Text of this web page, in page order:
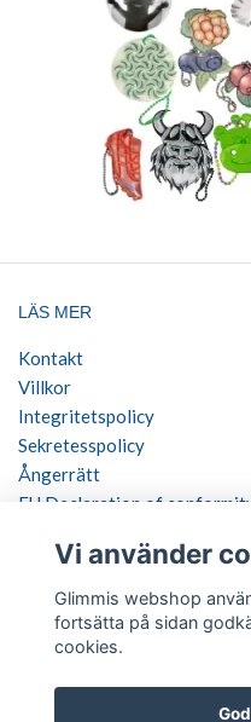
LÄS MER
Kontakt
Villkor
Integritetspolicy
Sekretesspolicy
Ångerrätt
EU Declaration of
SOCIALA MEDIER
BETALSÄTT
Vi använder
Glimmis webshop
fortsätta på sidan
cookies.